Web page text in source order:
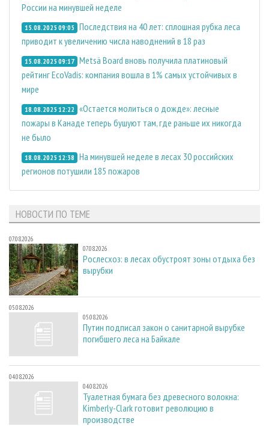
России на минувшей неделе
15.08.2025 09:05 Последствия на 40 лет: сплошная рубка леса
приводит к увеличению числа наводнений в 18 раз
15.08.2025 09:17 Metsä Board вновь получила платиновый
рейтинг EcoVadis: компания вошла в 1% самых устойчивых в
мире
18.08.2025 12:22 «Остается молиться о дожде»: лесные
пожары в Канаде теперь бушуют там, где раньше их никогда
не было
18.08.2025 12:38 На минувшей неделе в лесах 30 российских
регионов потушили 185 пожаров
НОВОСТИ ПО ТЕМЕ
07.08.2026
07.08.2026
Рослесхоз: в лесах обустроят зоны отдыха без
вырубки
05.08.2026
05.08.2026
Путин подписал закон о санитарной вырубке
погибшего леса на Байкале
04.08.2026
04.08.2026
Туалетная бумага без древесного волокна:
Kimberly-Clark готовит революцию в
производстве